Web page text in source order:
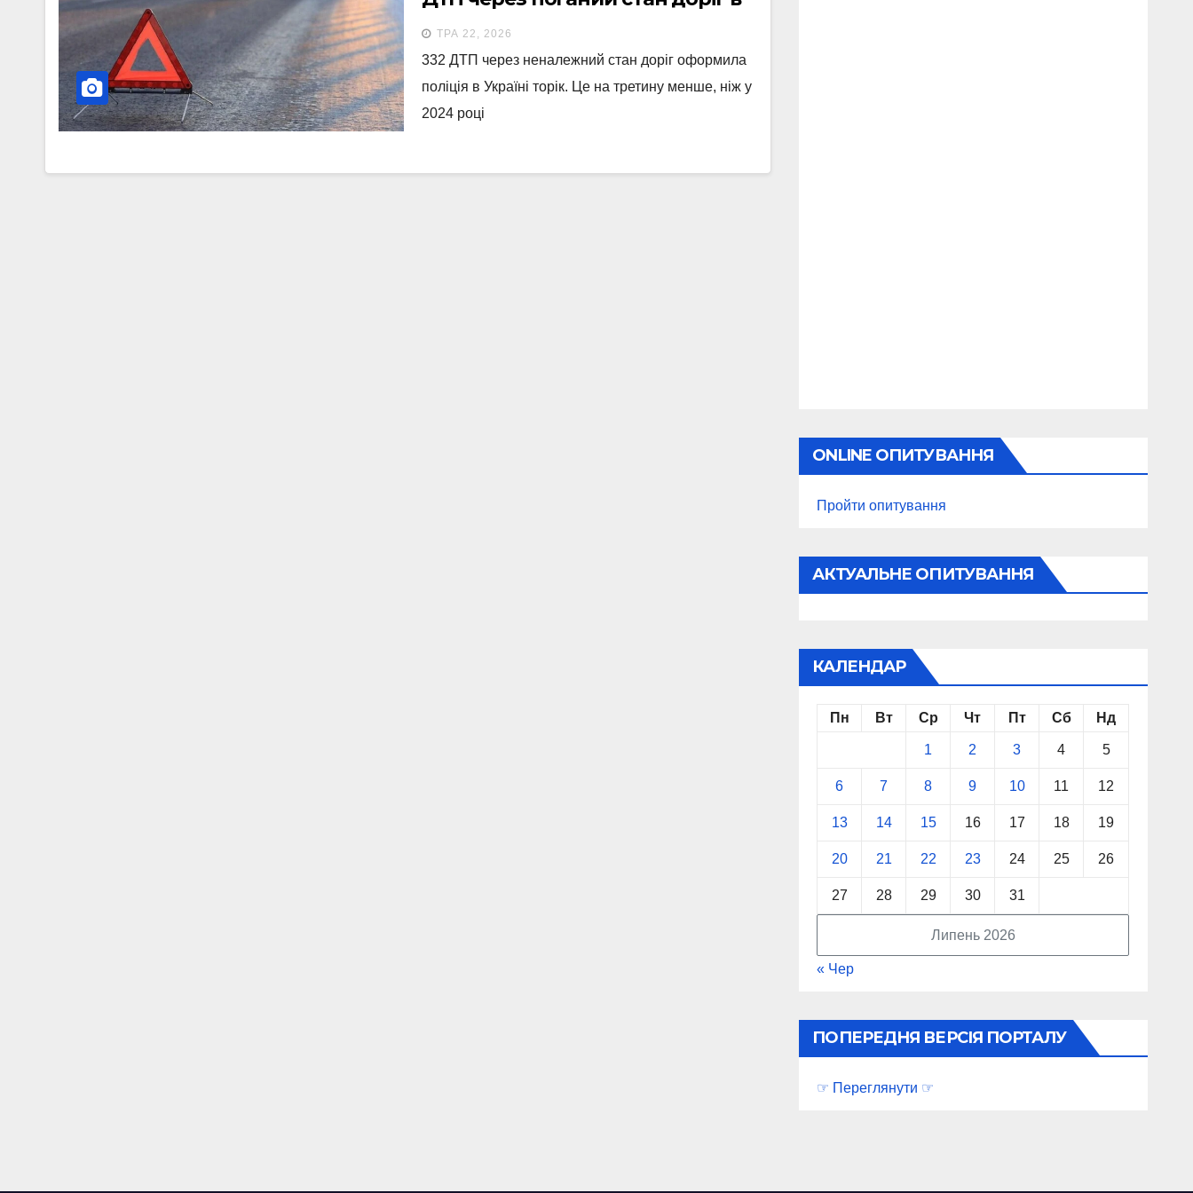
Україні
ТРА 22, 2026
332 ДТП через неналежний стан доріг оформила
поліція в Україні торік. Це на третину менше, ніж у
2024 році
ONLINE ОПИТУВАННЯ
Пройти опитування
АКТУАЛЬНЕ ОПИТУВАННЯ
КАЛЕНДАР
Липень 2026
Пн Вт Ср Чт Пт Сб Нд
1 2 3 4 5
6 7 8 9 10 11 12
13 14 15 16 17 18 19
20 21 22 23 24 25 26
27 28 29 30 31
« Чер
ПОПЕРЕДНЯ ВЕРСІЯ ПОРТАЛУ
☞ Переглянути ☞